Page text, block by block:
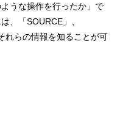
うな操作を行ったか」で
、「SOURCE」、
れらの情報を知ることが可